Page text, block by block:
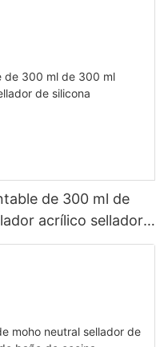
de 300 ml de
acrílico sellador